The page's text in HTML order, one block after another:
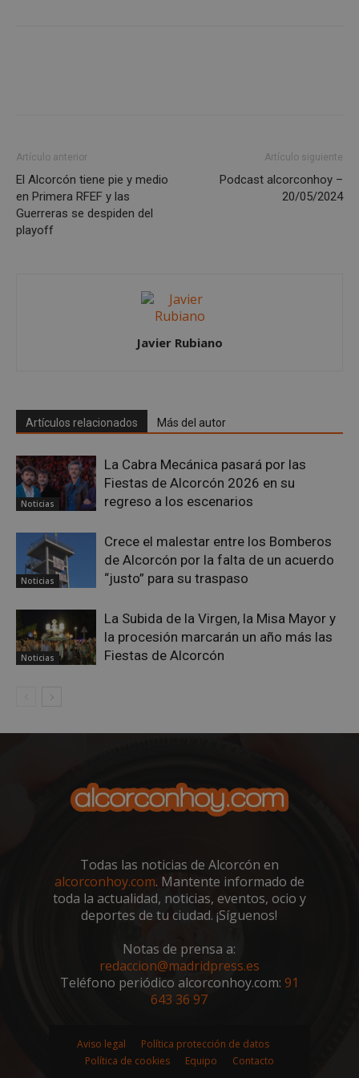
Artículo anterior
El Alcorcón tiene pie y medio
en Primera RFEF y las
Guerreras se despiden del
playoff
Artículo siguiente
Podcast alcorconhoy –
20/05/2024
Javier Rubiano
Artículos relacionados Más del autor
Noticias
La Cabra Mecánica pasará por las
Fiestas de Alcorcón 2026 en su
regreso a los escenarios
Noticias
Crece el malestar entre los Bomberos
de Alcorcón por la falta de un acuerdo
“justo” para su traspaso
Noticias
La Subida de la Virgen, la Misa Mayor y
la procesión marcarán un año más las
Fiestas de Alcorcón
Todas las noticias de Alcorcón en
alcorconhoy.com. Mantente informado de
toda la actualidad, noticias, eventos, ocio y
deportes de tu ciudad. ¡Síguenos!
Notas de prensa a:
redaccion@madridpress.es
Teléfono periódico alcorconhoy.com: 91
643 36 97
Aviso legal
Política protección de datos
Política de cookies
Equipo
Contacto
AWSALBCORS
Amazon.com
embed.bsky.app
1 semana
sp_landing
Spotify Inc.
.spotify.com
minutos
VISITOR_PRIVACY_METADATA
.youtube.com
5 meses 4
.spotify.com